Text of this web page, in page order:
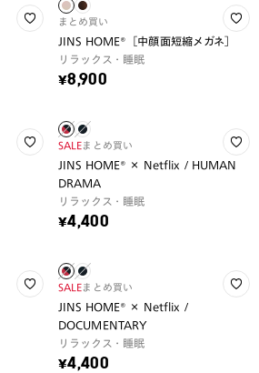
まとめ買い
JINS HOME®［中顔面短縮メガネ］
リラックス・睡眠
¥8,900
SALEまとめ買い
JINS HOME® × Netflix / HUMAN
DRAMA
リラックス・睡眠
¥4,400
SALEまとめ買い
JINS HOME® × Netflix /
DOCUMENTARY
リラックス・睡眠
¥4,400